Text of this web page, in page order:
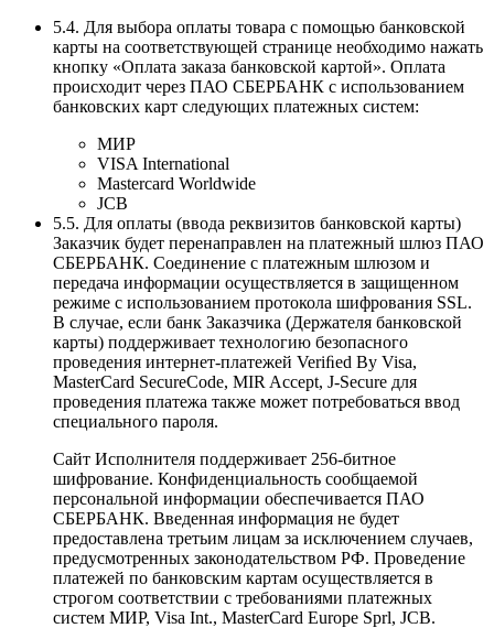
5.4. Для выбора оплаты товара с помощью банковской
карты на соответствующей странице необходимо нажать
кнопку «Оплата заказа банковской картой». Оплата
происходит через ПАО СБЕРБАНК с использованием
банковских карт следующих платежных систем:
МИР
VISA International
Mastercard Worldwide
JCB
5.5. Для оплаты (ввода реквизитов банковской карты)
Заказчик будет перенаправлен на платежный шлюз ПАО
СБЕРБАНК. Соединение с платежным шлюзом и
передача информации осуществляется в защищенном
режиме с использованием протокола шифрования SSL.
В случае, если банк Заказчика (Держателя банковской
карты) поддерживает технологию безопасного
проведения интернет-платежей Veriﬁed By Visa,
MasterCard SecureCode, MIR Accept, J-Secure для
проведения платежа также может потребоваться ввод
специального пароля.
Сайт Исполнителя поддерживает 256-битное
шифрование. Конфиденциальность сообщаемой
персональной информации обеспечивается ПАО
СБЕРБАНК. Введенная информация не будет
предоставлена третьим лицам за исключением случаев,
предусмотренных законодательством РФ. Проведение
платежей по банковским картам осуществляется в
строгом соответствии с требованиями платежных
систем МИР, Visa Int., MasterCard Europe Sprl, JCB.